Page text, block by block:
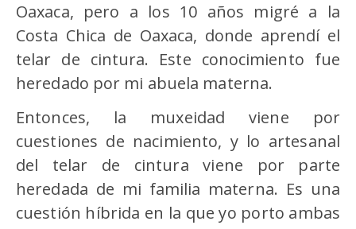
Oaxaca, pero a los 10 años migré a la
Costa Chica de Oaxaca, donde aprendí el
telar de cintura. Este conocimiento fue
heredado por mi abuela materna.
Entonces, la muxeidad viene por
cuestiones de nacimiento, y lo artesanal
del telar de cintura viene por parte
heredada de mi familia materna. Es una
cuestión híbrida en la que yo porto ambas